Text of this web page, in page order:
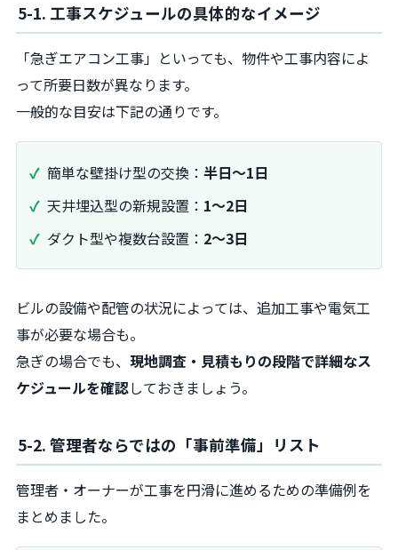
5-1. 工事スケジュールの具体的なイメージ
「急ぎエアコン工事」といっても、物件や工事内容によ
って所要日数が異なります。
一般的な目安は下記の通りです。
簡単な壁掛け型の交換： 半日〜1日
天井埋込型の新規設置： 1〜2日
ダクト型や複数台設置： 2〜3日
ビルの設備や配管の状況によっては、追加工事や電気工
事が必要な場合も。
急ぎの場合でも、 現地調査・見積もりの段階で詳細なス
ケジュールを確認しておきましょう。
5-2. 管理者ならではの「事前準備」リスト
管理者・オーナーが工事を円滑に進めるための準備例を
まとめました。